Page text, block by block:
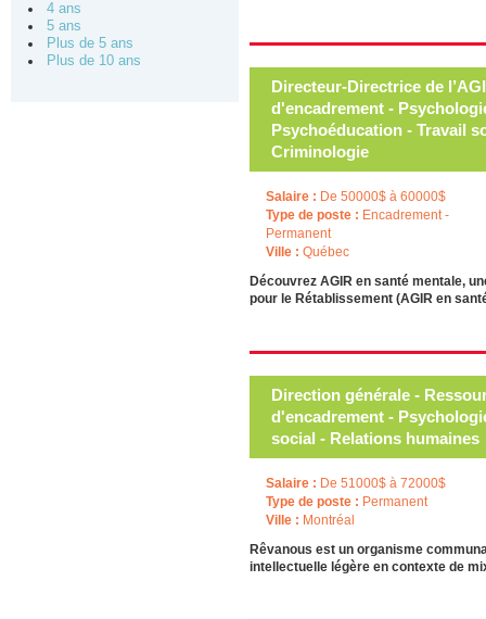
4 ans
5 ans
Plus de 5 ans
Plus de 10 ans
Directeur-Directrice de
d'encadrement -
Psychoéducation - Travail
Criminologie
Salaire : De 50000$ à 60000$
Type de poste : Encadrement -
Permanent
Ville : Québec
Découvrez AGIR en santé mentale,
pour le Rétablissement (AGIR en
Direction générale -
d'encadrement -
social - Relations humaines
Salaire : De 51000$ à 72000$
Type de poste : Permanent
Ville : Montréal
Rêvanous est un organisme
intellectuelle légère en contexte de